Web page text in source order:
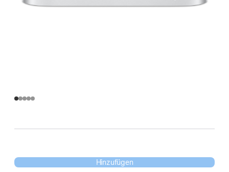
Hinzufügen